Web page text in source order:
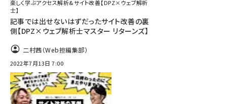
楽しく学ぶアクセス解析&サイト改善【DPZ×ウェブ解析
士】
記事では出せないはずだったサイト改善の裏
側【DPZ×ウェブ解析士マスター リターンズ】
二村茜（Web担編集部）
2022年7月13日 7:00